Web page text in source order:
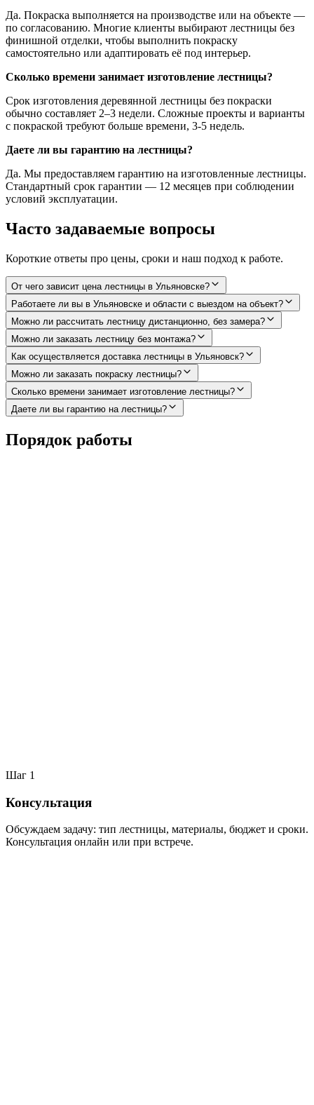
Да. Покраска выполняется на производстве или на объекте —
по согласованию. Многие клиенты выбирают лестницы без
финишной отделки, чтобы выполнить покраску
самостоятельно или адаптировать её под интерьер.
Сколько времени занимает изготовление лестницы?
Срок изготовления деревянной лестницы без покраски
обычно составляет 2–3 недели. Сложные проекты и варианты
с покраской требуют больше времени, 3-5 недель.
Даете ли вы гарантию на лестницы?
Да. Мы предоставляем гарантию на изготовленные лестницы.
Стандартный срок гарантии — 12 месяцев при соблюдении
условий эксплуатации.
Часто задаваемые вопросы
Короткие ответы про цены, сроки и наш подход к работе.
От чего зависит цена лестницы в Ульяновске?
Работаете ли вы в Ульяновске и области с выездом на объект?
Можно ли рассчитать лестницу дистанционно, без замера?
Можно ли заказать лестницу без монтажа?
Как осуществляется доставка лестницы в Ульяновск?
Можно ли заказать покраску лестницы?
Сколько времени занимает изготовление лестницы?
Даете ли вы гарантию на лестницы?
Порядок работы
Шаг 1
Консультация
Обсуждаем задачу: тип лестницы, материалы, бюджет и сроки.
Консультация онлайн или при встрече.